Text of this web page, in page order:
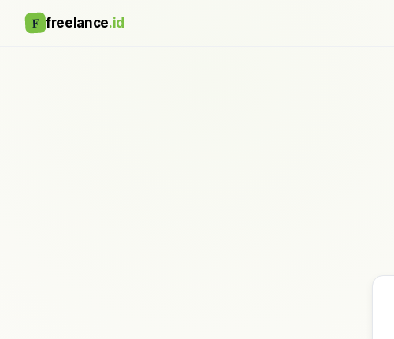
F freelance.id